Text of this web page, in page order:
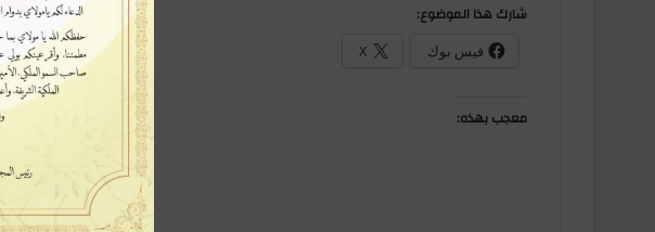
شارك هذا الموضوع:
فيس بوك X
معجب بهذه: